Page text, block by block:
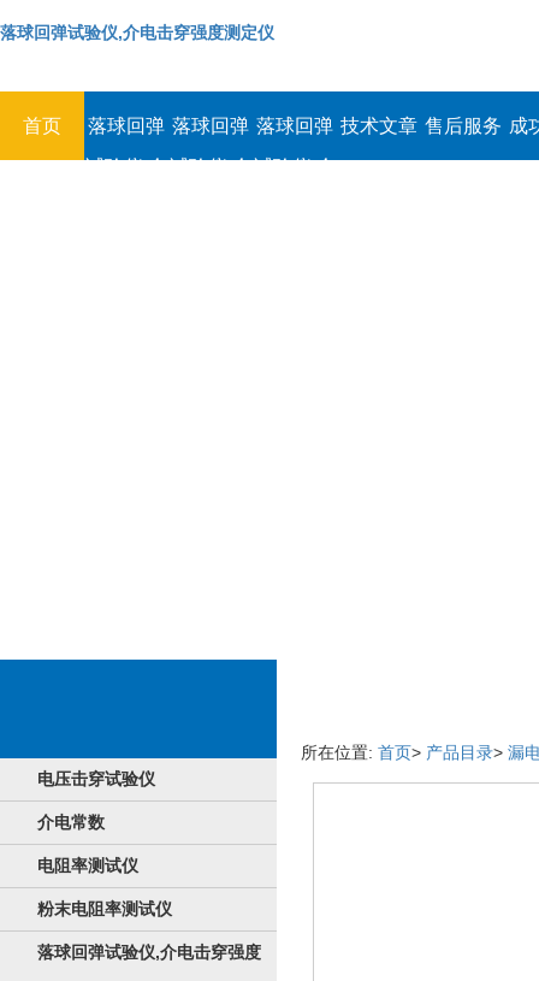
落球回弹试验仪,介电击穿强度测定仪
首页
落球回弹
试验仪,介
落球回弹
试验仪,介
落球回弹
试验仪,介
技术文章 售后服务 成
电压击穿试验仪
介电常数
电阻率测试仪
粉末电阻率测试仪
落球回弹试验仪,介电击穿强度
所在位置: 首页> 产品目录> 漏